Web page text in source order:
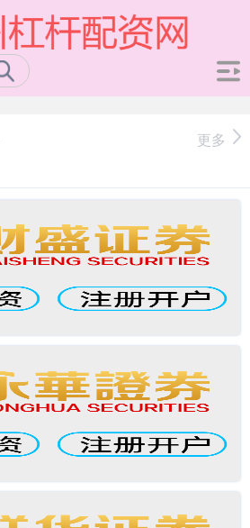
更多